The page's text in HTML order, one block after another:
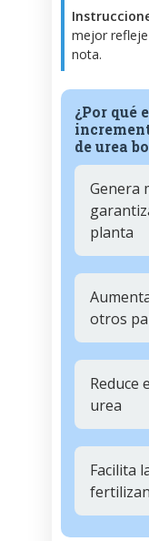
mejor
nota.
¿Por qué
de urea
Genera
planta
otros
Reduce
urea
Facilita